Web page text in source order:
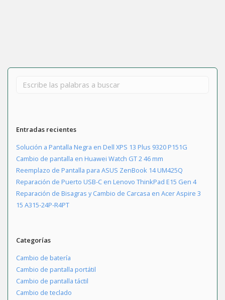
Entradas recientes
Solución a Pantalla Negra en Dell XPS 13 Plus 9320 P151G
Cambio de pantalla en Huawei Watch GT 2 46 mm
Reemplazo de Pantalla para ASUS ZenBook 14 UM425Q
Reparación de Puerto USB-C en Lenovo ThinkPad E15 Gen 4
Reparación de Bisagras y Cambio de Carcasa en Acer Aspire 3
15 A315-24P-R4PT
Categorías
Cambio de batería
Cambio de pantalla portátil
Cambio de pantalla táctil
Cambio de teclado